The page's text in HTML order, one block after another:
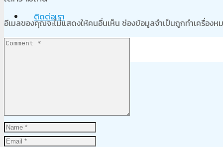
ติดต่อเรา
อีเมลของคุณจะไม่แสดงให้คนอื่นเห็น ช่องข้อมูลจำเป็นถูกทำเครื่องห